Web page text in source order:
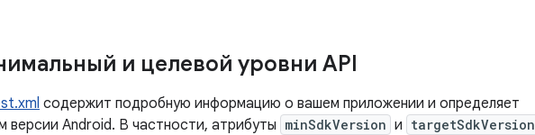
и целевой уровни API
содержит подробную информацию о вашем приложении и определяет
версии Android. В частности, атрибуты minSdkVersion и targetSdkVersion